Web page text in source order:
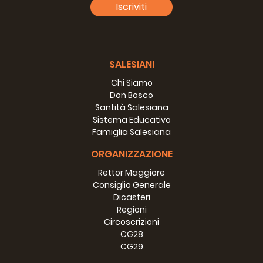
Iscriviti
SALESIANI
Chi Siamo
Don Bosco
Santità Salesiana
Sistema Educativo
Famiglia Salesiana
ORGANIZZAZIONE
Rettor Maggiore
Consiglio Generale
Dicasteri
Regioni
Circoscrizioni
CG28
CG29